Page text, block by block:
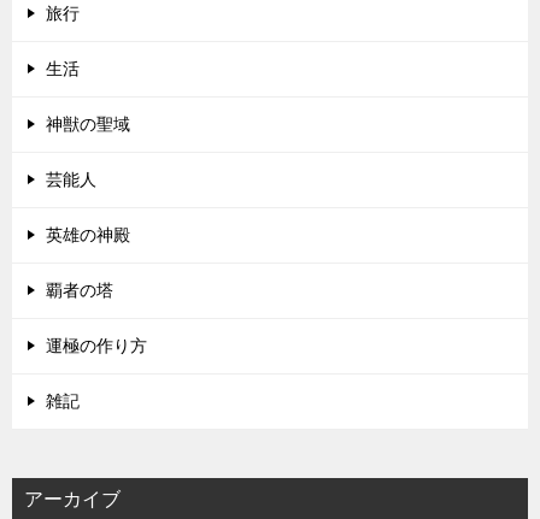
旅行
生活
神獣の聖域
芸能人
英雄の神殿
覇者の塔
運極の作り方
雑記
アーカイブ